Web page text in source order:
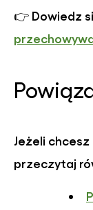
👉 Dowiedz
Jeżeli
przeczytaj